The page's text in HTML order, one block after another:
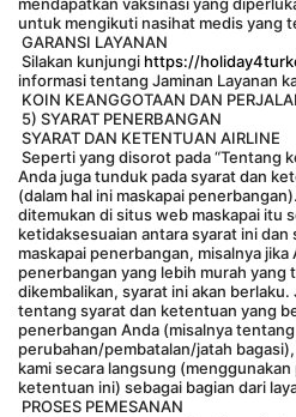
untuk mengikuti nasihat medis yang
GARANSI LAYANAN
Silakan kunjungi https://
informasi tentang Jaminan Layanan
KOIN KEANGGOTAAN DAN
5) SYARAT PENERBANGAN
SYARAT DAN KETENTUAN AIRLINE
Anda juga tunduk pada syarat dan
(dalam hal ini maskapai
ditemukan di situs web maskapai itu
ketidaksesuaian antara syarat ini
maskapai penerbangan, misalnya
penerbangan yang lebih murah yang
dikembalikan, syarat ini akan
tentang syarat dan ketentuan yang
penerbangan Anda (misalnya
perubahan/pembatalan/jatah
kami secara langsung (menggunakan
ketentuan ini) sebagai bagian dari
PROSES PEMESANAN